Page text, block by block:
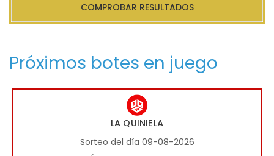
COMPROBAR RESULTADOS
Próximos botes en juego
LA QUINIELA
Sorteo del día 09-08-2026